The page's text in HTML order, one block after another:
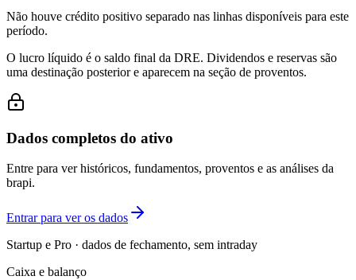
Não houve crédito positivo separado nas linhas disponíveis para este
período.
O lucro líquido é o saldo final da DRE. Dividendos e reservas são
uma destinação posterior e aparecem na seção de proventos.
Dados completos do ativo
Entre para ver históricos, fundamentos, proventos e as análises da
brapi.
Entrar para ver os dados
Startup e Pro · dados de fechamento, sem intraday
Caixa e balanço